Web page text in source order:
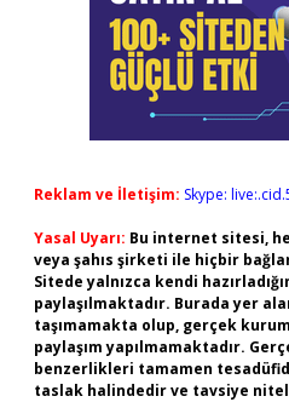
Reklam ve İletişim: Skype:
Yasal Uyarı: Bu internet sitesi,
veya şahıs şirketi ile hiçbir
Sitede yalnızca kendi
paylaşılmaktadır. Burada yer
taşımamakta olup, gerçek
paylaşım yapılmamaktadır.
benzerlikleri tamamen
taslak halindedir ve tavsiye